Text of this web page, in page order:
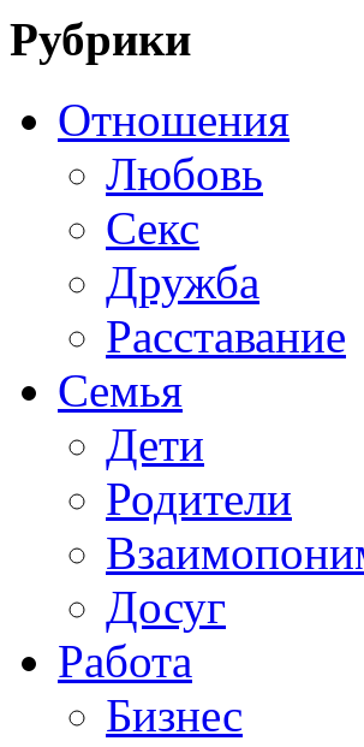
Рубрики
Отношения
Любовь
Секс
Дружба
Расставание
Семья
Дети
Родители
Досуг
Работа
Бизнес